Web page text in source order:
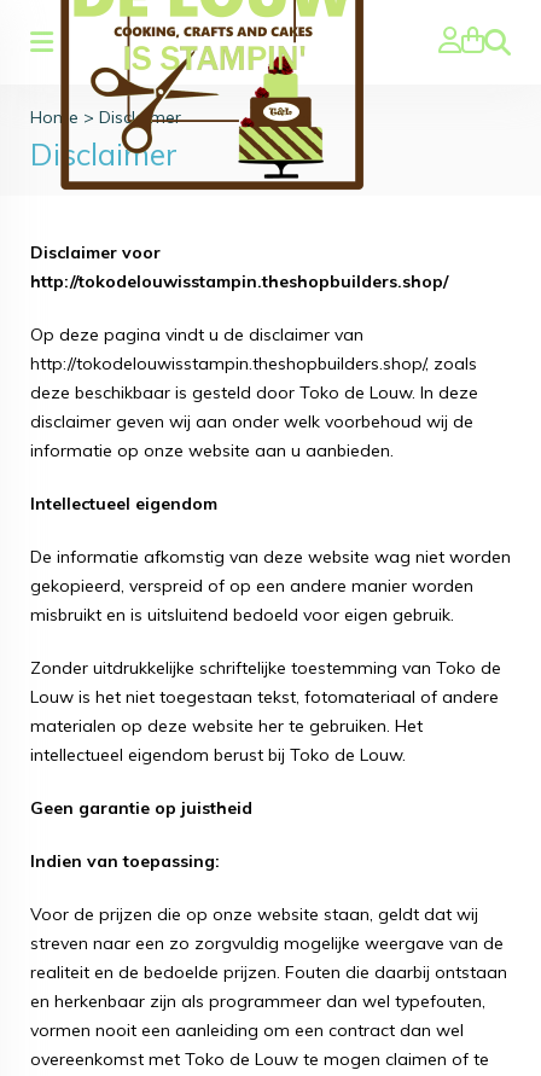
Zoeken
Home > Disclaimer
Disclaimer
Disclaimer voor
http://tokodelouwisstampin.theshopbuilders.shop/
Op deze pagina vindt u de disclaimer van
http://tokodelouwisstampin.theshopbuilders.shop/, zoals
deze beschikbaar is gesteld door Toko de Louw. In deze
disclaimer geven wij aan onder welk voorbehoud wij de
informatie op onze website aan u aanbieden.
Intellectueel eigendom
De informatie afkomstig van deze website wag niet worden
gekopieerd, verspreid of op een andere manier worden
misbruikt en is uitsluitend bedoeld voor eigen gebruik.
Zonder uitdrukkelijke schriftelijke toestemming van Toko de
Louw is het niet toegestaan tekst, fotomateriaal of andere
materialen op deze website her te gebruiken. Het
intellectueel eigendom berust bij Toko de Louw.
Geen garantie op juistheid
Indien van toepassing:
Voor de prijzen die op onze website staan, geldt dat wij
streven naar een zo zorgvuldig mogelijke weergave van de
realiteit en de bedoelde prijzen. Fouten die daarbij ontstaan
en herkenbaar zijn als programmeer dan wel typefouten,
vormen nooit een aanleiding om een contract dan wel
overeenkomst met Toko de Louw te mogen claimen of te